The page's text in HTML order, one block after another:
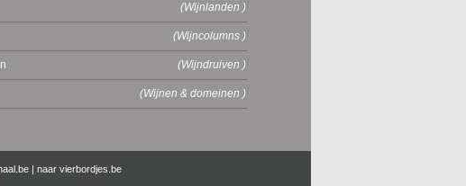
(Wijnlanden )
(Wijncolumns )
(Wijndruiven )
(Wijnen & domeinen )
| naar vierbordjes.be